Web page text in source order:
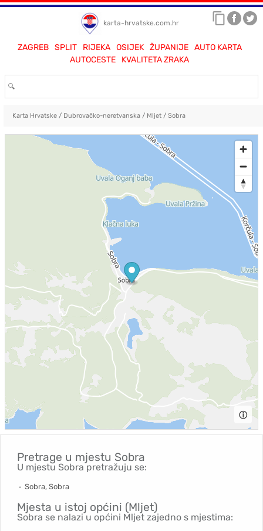
karta-hrvatske.com.hr
ZAGREB SPLIT RIJEKA OSIJEK ŽUPANIJE
AUTO KARTA
AUTOCESTE
KVALITETA ZRAKA
Karta Hrvatske/ Dubrovačko-neretvanska/ Mljet/ Sobra
ⓘ
Pretrage u mjestu Sobra
U mjestu Sobra pretražuju se:
Sobra, Sobra
Mjesta u istoj općini (Mljet)
Sobra se nalazi u općini Mljet zajedno s mjestima: